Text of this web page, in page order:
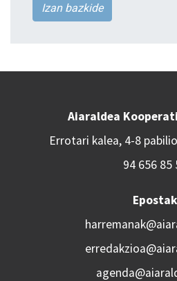
Izan bazkide
Aiaraldea
Errotari kalea, 4-8
94 656 85
Epostak